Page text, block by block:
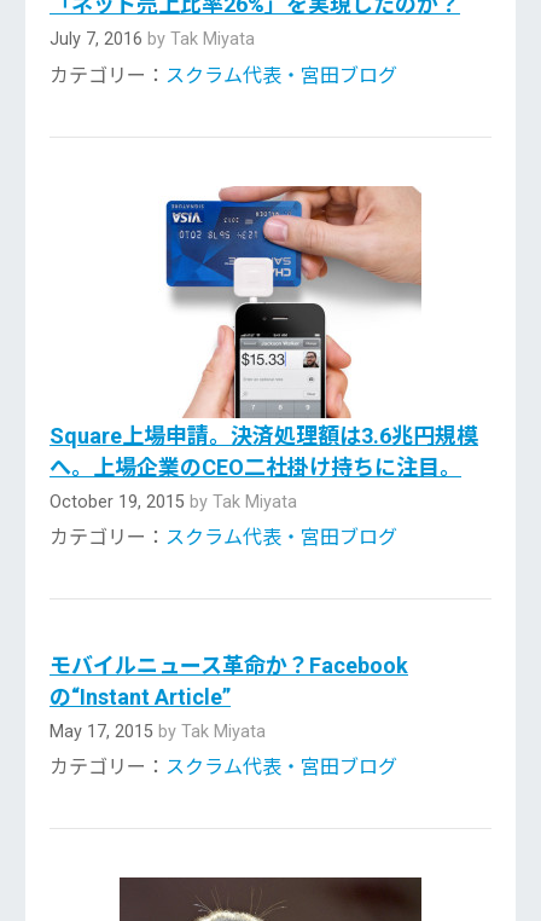
July 7, 2016 by Tak Miyata
カテゴリー： スクラム代表・宮田ブログ
Square上場申請。決済処理額は3.6兆円規模
へ。上場企業のCEO二社掛け持ちに注目。
October 19, 2015 by Tak Miyata
カテゴリー： スクラム代表・宮田ブログ
モバイルニュース革命か？Facebook
の“Instant Article”
May 17, 2015 by Tak Miyata
カテゴリー： スクラム代表・宮田ブログ